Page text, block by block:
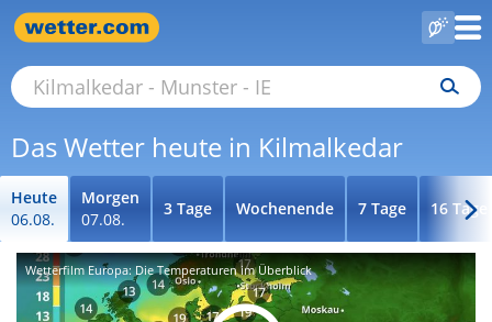
Das Wetter heute in Kilmalkedar
Heute
06.08.
Morgen
07.08.
3 Tage Wochenende 7 Tage 16 Tage
Wetterfilm Europa: Die Temperaturen im Überblick